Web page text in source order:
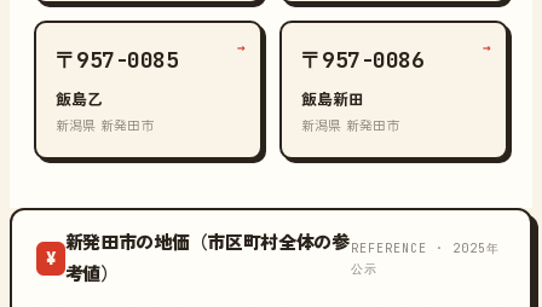
〒957-0085
飯島乙
新潟県 新発田市
→ 〒957-0086
飯島新田
新潟県 新発田市
→
¥
新発田市の地価（市区町村全体の参
考値）
REFERENCE · 2025年
公示